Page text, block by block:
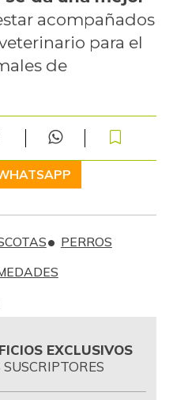
acompañados
para el
de
PERROS
EXCLUSIVOS